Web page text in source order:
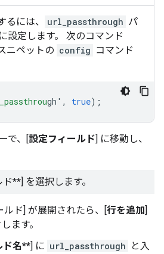
るには、 url_passthrough パ
に設定します。 次のコマンド
ニペットの config コマンド
gh' , true);
で、[設定フィールド] に移動し、
**] を選択します。
ルド] が展開されたら、[行を追加]
ます。
ド名**] に url_passthrough と入